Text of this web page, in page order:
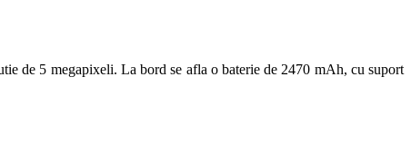
de 5 megapixeli. La bord se afla o baterie de 2470 mAh, cu suport